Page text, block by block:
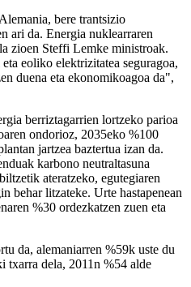
bere trantsizio
ari da. Energia nuklearraren
zioen Steffi Lemke ministroak.
eoliko elektrizitatea seguragoa,
duena eta ekonomikoagoa da",
berriztagarrien lortzeko parioa
ondorioz, 2035eko %100
jartzea baztertua izan da.
karbono neutraltasuna
ateratzeko, egutegiaren
behar litzateke. Urte hastapenean
%30 ordezkatzen zuen eta
da, alemaniarren %59k uste du
txarra dela, 2011n %54 alde